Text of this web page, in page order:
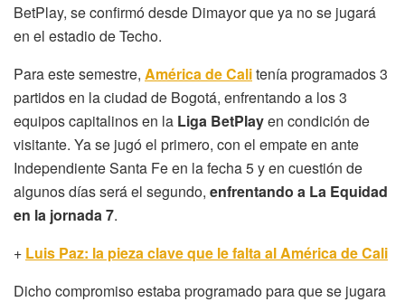
BetPlay, se confirmó desde Dimayor que ya no se jugará
en el estadio de Techo.
Para este semestre, América de Calitenía programados 3
partidos en la ciudad de Bogotá, enfrentando a los 3
equipos capitalinos en la Liga BetPlayen condición de
visitante. Ya se jugó el primero, con el empate en ante
Independiente Santa Fe en la fecha 5 y en cuestión de
algunos días será el segundo, enfrentando a La Equidad
en la jornada 7.
+ Luis Paz: la pieza clave que le falta al América de Cali
Dicho compromiso estaba programado para que se jugara